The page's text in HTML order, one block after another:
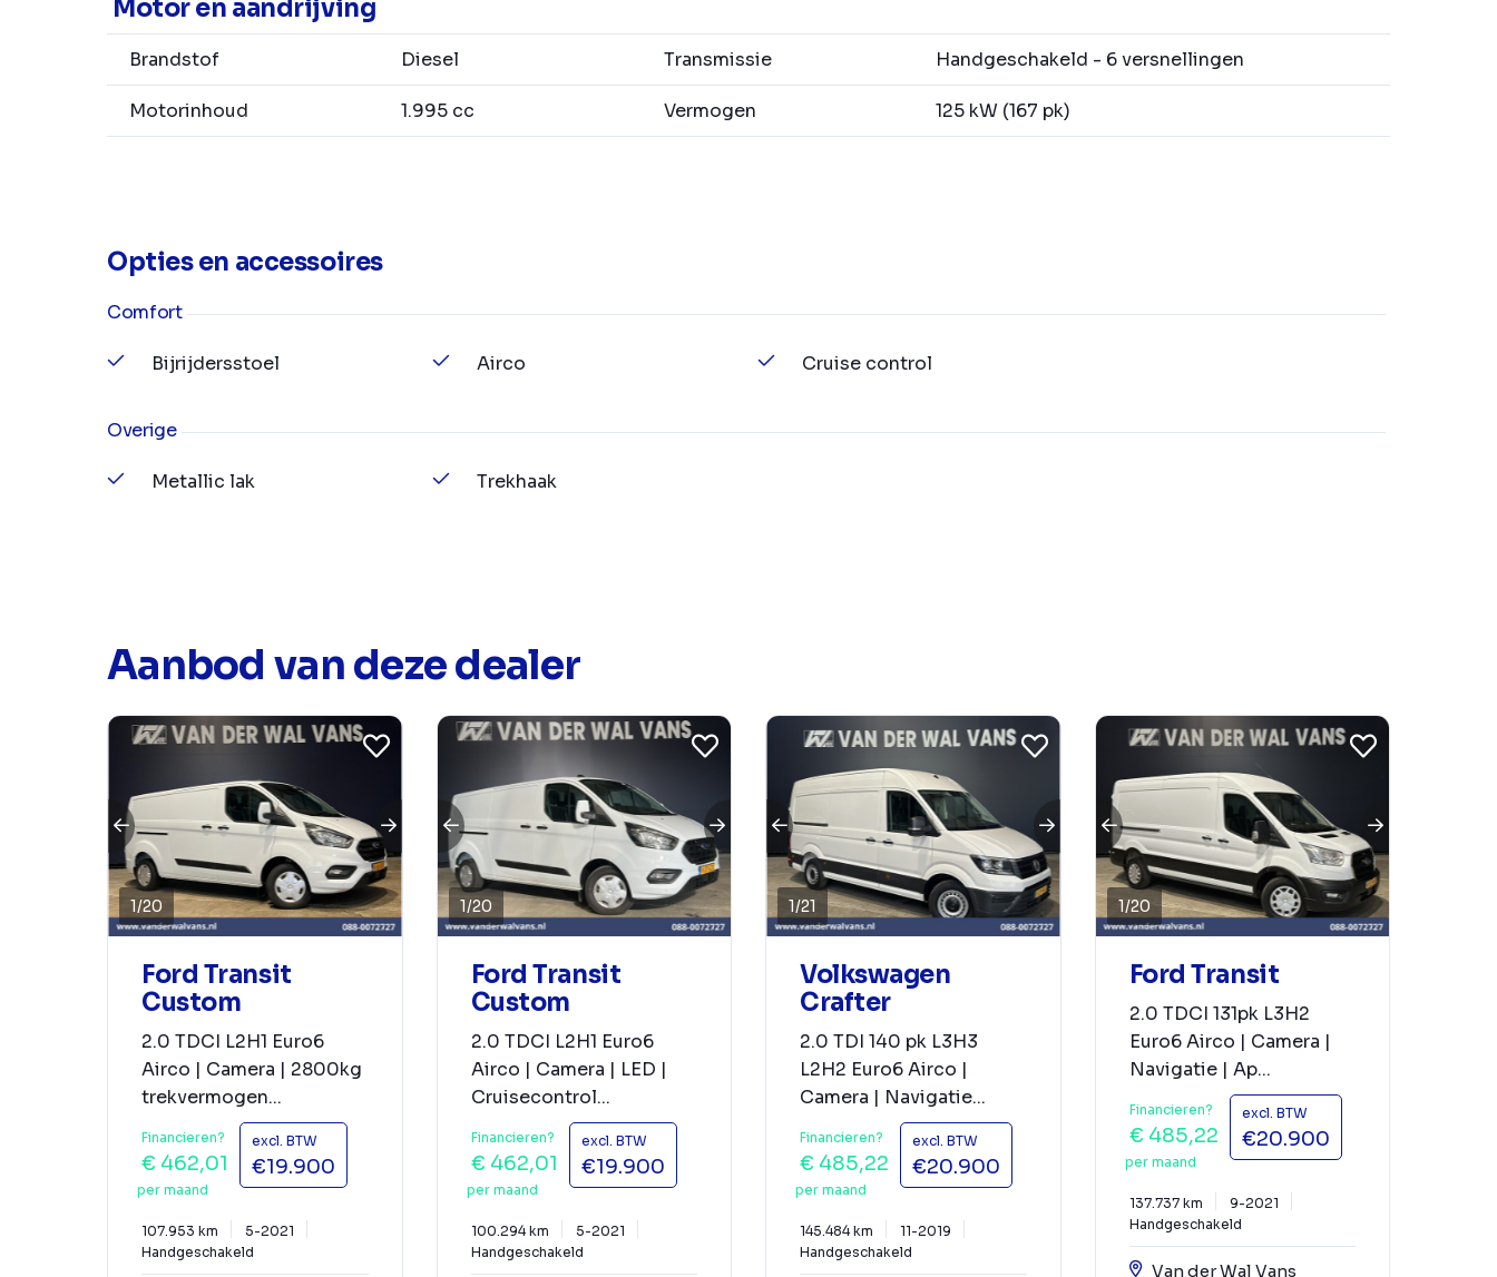
Motor en aandrijving
Brandstof Diesel Transmissie Handgeschakeld - 6 versnellingen
Motorinhoud 1.995 cc Vermogen 125 kW (167 pk)
Opties en accessoires
Comfort
Bijrijdersstoel Airco Cruise control
Overige
Metallic lak Trekhaak
Aanbod van deze dealer
1/20
Ford Transit
Custom
2.0 TDCI L2H1 Euro6
Airco | Camera | 2800kg
trekvermogen...
Financieren?
€ 462,01
per maand
excl. BTW
€19.900
107.953 km
5-2021
Handgeschakeld
1/20
Ford Transit
Custom
2.0 TDCI L2H1 Euro6
Airco | Camera | LED |
Cruisecontrol...
Financieren?
€ 462,01
per maand
excl. BTW
€19.900
100.294 km
5-2021
Handgeschakeld
1/21
Volkswagen
Crafter
2.0 TDI 140 pk L3H3
L2H2 Euro6 Airco |
Camera | Navigatie...
Financieren?
€ 485,22
per maand
excl. BTW
€20.900
145.484 km
11-2019
Handgeschakeld
1/20
Ford Transit
2.0 TDCI 131pk L3H2
Euro6 Airco | Camera |
Navigatie | Ap...
Financieren?
€ 485,22
per maand
excl. BTW
€20.900
137.737 km
9-2021
Handgeschakeld
Van der Wal Vans